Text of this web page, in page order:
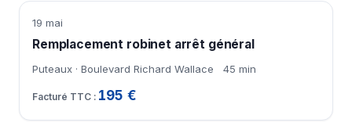
19 mai
Remplacement robinet arrêt général
Puteaux · Boulevard Richard Wallace 45 min
195 €